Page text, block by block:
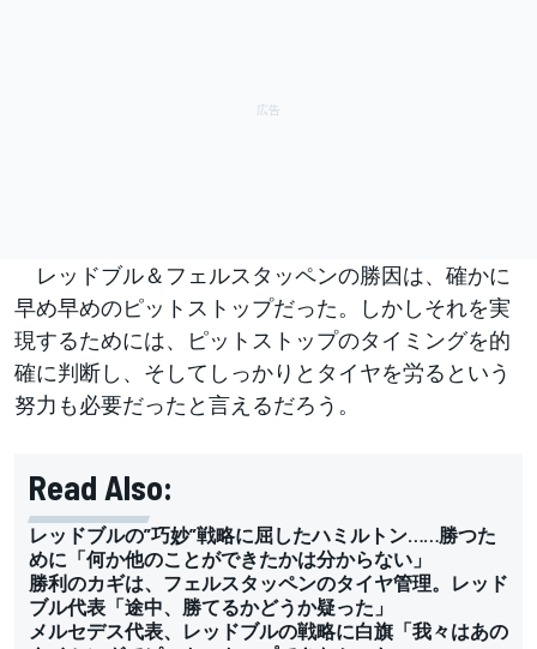
レッドブル＆フェルスタッペンの勝因は、確かに
早め早めのピットストップだった。しかしそれを実
現するためには、ピットストップのタイミングを的
確に判断し、そしてしっかりとタイヤを労るという
努力も必要だったと言えるだろう。
Read Also:
レッドブルの”巧妙”戦略に屈したハミルトン……勝つた
めに「何か他のことができたかは分からない」
勝利のカギは、フェルスタッペンのタイヤ管理。レッド
ブル代表「途中、勝てるかどうか疑った」
メルセデス代表、レッドブルの戦略に白旗「我々はあの